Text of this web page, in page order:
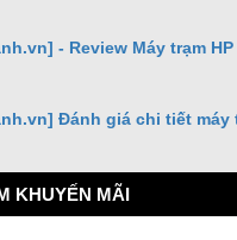
- Review Máy trạm HP
Đánh giá chi tiết máy
KHUYẾN MÃI